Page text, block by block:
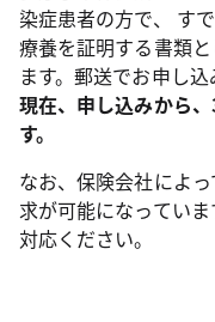
染症患者の方で、 す
療養を証明する書類
ます。郵送でお申し込
現在、申し込みから
す。
なお、保険会社によ
求が可能になってい
対応ください。